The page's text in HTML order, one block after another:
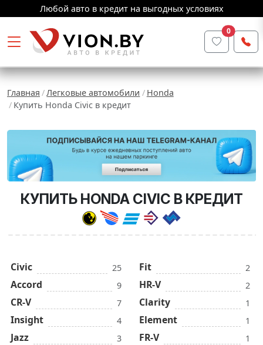
Любой авто в кредит на выгодных условиях
0
Главная Легковые автомобили
Honda
Купить Honda Civic в кредит
КУПИТЬ HONDA CIVIC В КРЕДИТ
Civic 25
Accord 9
CR-V 7
Insight 4
Jazz 3
Fit 2
HR-V 2
Clarity 1
Element 1
FR-V
1